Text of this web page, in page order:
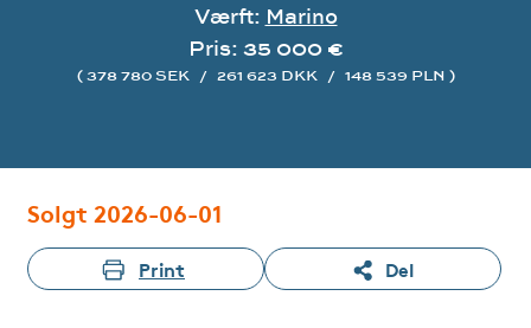
Værft: Marino
Pris: 35 000 €
( 378 780 SEK / 261 623 DKK / 148 539 PLN )
Solgt 2026-06-01
Print Del